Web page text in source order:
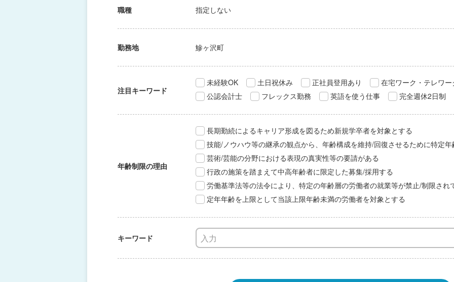
職種 指定しない
勤務地 鰺ヶ沢町
注目キーワード
未経験OK 土日祝休み 正社員登用あり
在宅ワーク・テレワー
公認会計士
フレックス勤務 英語を使う仕事 完全週休2日制
年齢制限の理由
長期勤続によるキャリア形成を図るため新規学卒者を対象とする
技能/ノウハウ等の継承の観点から、年齢構成を維持/回復させるために特定
芸術/芸能の分野における表現の真実性等の要請がある
行政の施策を踏まえて中高年齢者に限定した募集/採用する
労働基準法等の法令により、特定の年齢層の労働者の就業等が禁止/制限され
定年年齢を上限として当該上限年齢未満の労働者を対象とする
キーワード